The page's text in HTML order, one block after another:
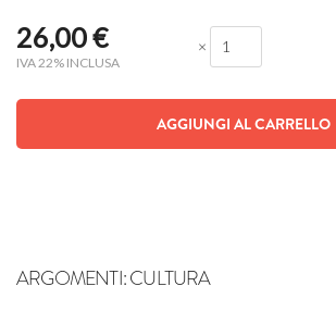
26,00€
IVA 22% INCLUSA
×
AGGIUNGI AL CARRELLO
ARGOMENTI:CULTURA